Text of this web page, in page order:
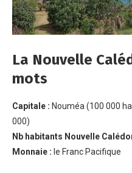
La Nouvelle
mots
Capitale : Nouméa (100 000
000)
Nb habitants Nouvelle
Monnaie : le Franc Pacifique